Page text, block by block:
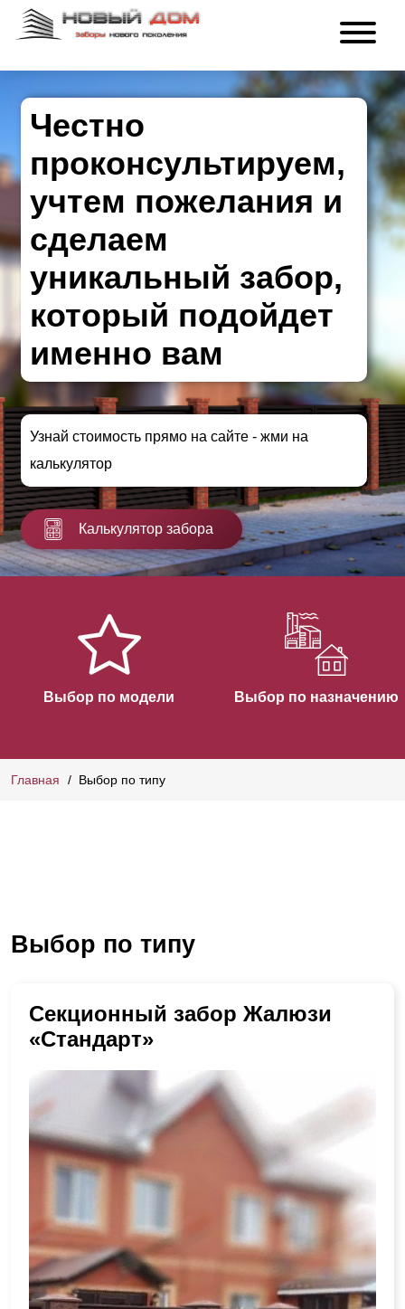
Честно
проконсультируем,
учтем пожелания и
сделаем
уникальный забор,
который подойдет
именно вам
Узнай стоимость прямо на сайте - жми на
калькулятор
Калькулятор забора
Выбор по модели Выбор по назначению
Главная Выбор по типу
Выбор по типу
Секционный забор Жалюзи
«Стандарт»